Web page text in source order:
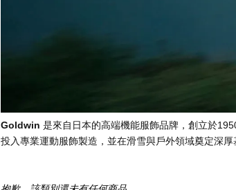
Goldwin 是來自日本的高端機能服飾品牌，創立於
投入專業運動服飾製造，並在滑雪與戶外領域奠定深